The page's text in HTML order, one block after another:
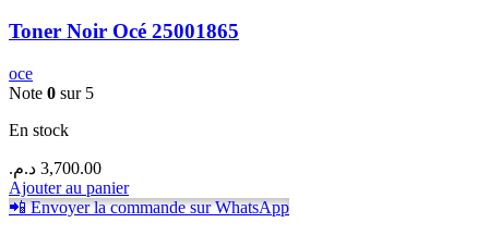
Toner Noir Océ 25001865
oce
Note 0 sur 5
En stock
3,700.00 د.م.
Ajouter au panier
📲 Envoyer la commande sur WhatsApp